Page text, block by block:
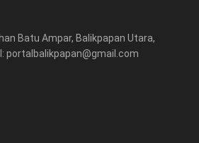
Batu Ampar, Balikpapan Utara,
portalbalikpapan@gmail.com